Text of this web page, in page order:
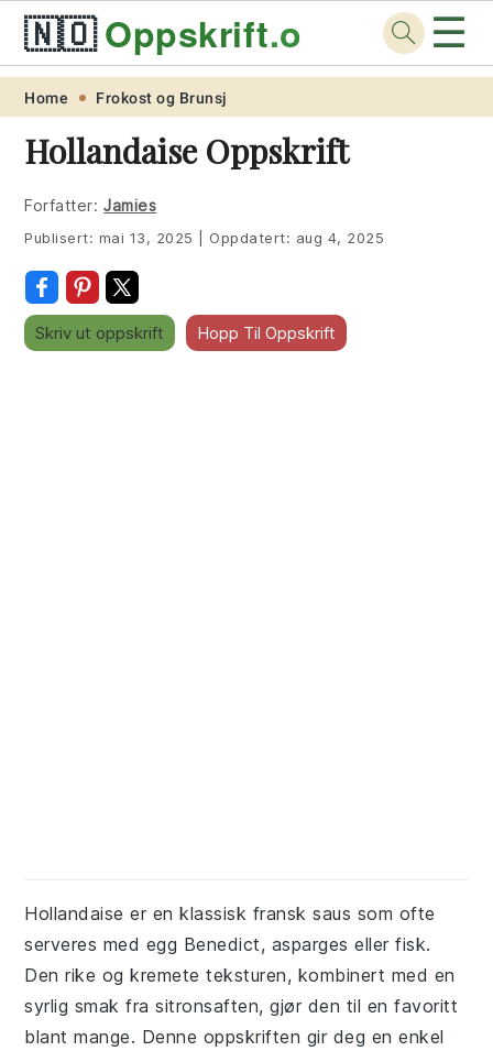
Skip
primary
navigation
Skip
main
content
Skip
primary
sidebar
Skip
footer
🇳🇴Oppskrift.org ☰
Home Frokost og Brunsj
Hollandaise Oppskrift
Forfatter: Jamies
Publisert: mai 13, 2025 Oppdatert: aug 4, 2025
Skriv ut oppskrift Hopp Til Oppskrift
Hollandaise er en klassisk fransk saus som ofte
serveres med egg Benedict, asparges eller fisk.
Den rike og kremete teksturen, kombinert med en
syrlig smak fra sitronsaften, gjør den til en favoritt
blant mange. Denne oppskriften gir deg en enkel